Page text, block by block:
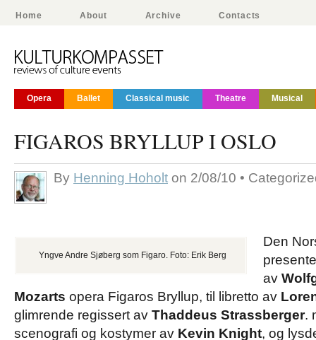
Home About Archive Contacts
Opera Ballet Classical music Theatre Musical
FIGAROS BRYLLUP I OSLO
By Henning Hoholt on 2/08/10 •
Yngve Andre Sjøberg som Figaro. Foto: Erik Berg
Den
av
Mozarts opera Figaros Bryllup, til libretto av
glimrende regissert av Thaddeus Strassberger.
scenografi og kostymer av Kevin Knight, og